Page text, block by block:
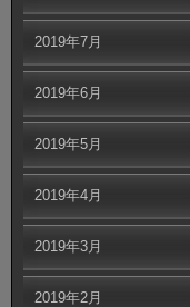
2019年7月
2019年6月
2019年5月
2019年4月
2019年3月
2019年2月